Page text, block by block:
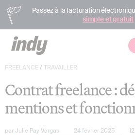
Passez à la facturation
simple et gratuit
FREELANCE/ TRAVAILLER
Contrat freelance :
mentions et
parJulie Pay Vargas 24 février 2025 12